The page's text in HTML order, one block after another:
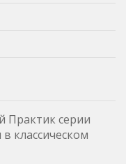
Практик серии
классическом